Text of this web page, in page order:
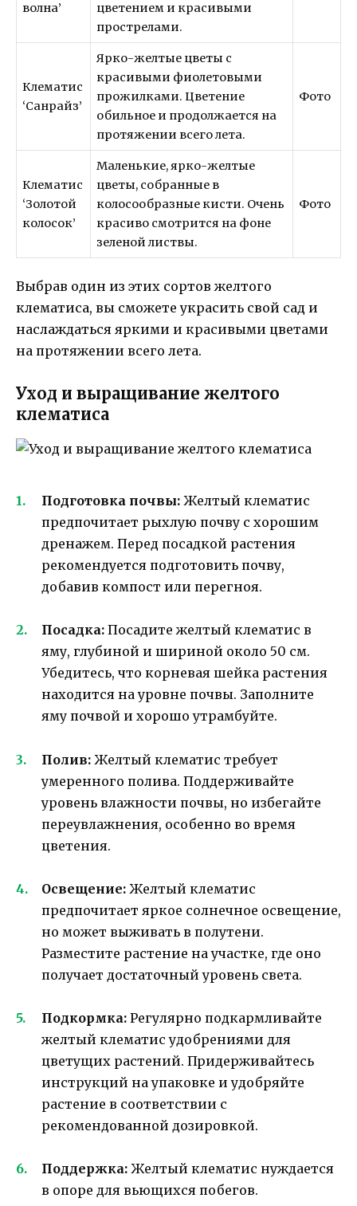
волна’
цветением и красивыми
прострелами.
Клематис
‘Санрайз’
Ярко-желтые цветы с
красивыми фиолетовыми
прожилками. Цветение
обильное и продолжается на
протяжении всего лета.
Фото
Клематис
‘Золотой
колосок’
Маленькие, ярко-желтые
цветы, собранные в
колосообразные кисти. Очень
красиво смотрится на фоне
зеленой листвы.
Фото
Выбрав один из этих сортов желтого
клематиса, вы сможете украсить свой сад и
наслаждаться яркими и красивыми цветами
на протяжении всего лета.
Уход и выращивание желтого
клематиса
Подготовка почвы: Желтый клематис
предпочитает рыхлую почву с хорошим
дренажем. Перед посадкой растения
рекомендуется подготовить почву,
добавив компост или перегноя.
Посадка: Посадите желтый клематис в
яму, глубиной и шириной около 50 см.
Убедитесь, что корневая шейка растения
находится на уровне почвы. Заполните
яму почвой и хорошо утрамбуйте.
Полив: Желтый клематис требует
умеренного полива. Поддерживайте
уровень влажности почвы, но избегайте
переувлажнения, особенно во время
цветения.
Освещение: Желтый клематис
предпочитает яркое солнечное освещение,
но может выживать в полутени.
Разместите растение на участке, где оно
получает достаточный уровень света.
Подкормка: Регулярно подкармливайте
желтый клематис удобрениями для
цветущих растений. Придерживайтесь
инструкций на упаковке и удобряйте
растение в соответствии с
рекомендованной дозировкой.
Поддержка: Желтый клематис нуждается
в опоре для вьющихся побегов.